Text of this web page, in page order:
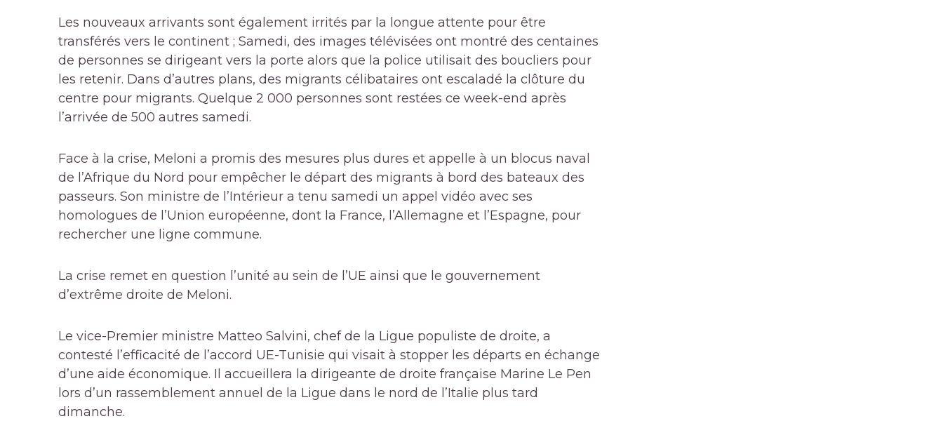
Les nouveaux arrivants sont également irrités par la longue attente pour être
transférés vers le continent ; Samedi, des images télévisées ont montré des centaines
de personnes se dirigeant vers la porte alors que la police utilisait des boucliers pour
les retenir. Dans d’autres plans, des migrants célibataires ont escaladé la clôture du
centre pour migrants. Quelque 2 000 personnes sont restées ce week-end après
l’arrivée de 500 autres samedi.
Face à la crise, Meloni a promis des mesures plus dures et appelle à un blocus naval
de l’Afrique du Nord pour empêcher le départ des migrants à bord des bateaux des
passeurs. Son ministre de l’Intérieur a tenu samedi un appel vidéo avec ses
homologues de l’Union européenne, dont la France, l’Allemagne et l’Espagne, pour
rechercher une ligne commune.
La crise remet en question l’unité au sein de l’UE ainsi que le gouvernement
d’extrême droite de Meloni.
Le vice-Premier ministre Matteo Salvini, chef de la Ligue populiste de droite, a
contesté l’efficacité de l’accord UE-Tunisie qui visait à stopper les départs en échange
d’une aide économique. Il accueillera la dirigeante de droite française Marine Le Pen
lors d’un rassemblement annuel de la Ligue dans le nord de l’Italie plus tard
dimanche.